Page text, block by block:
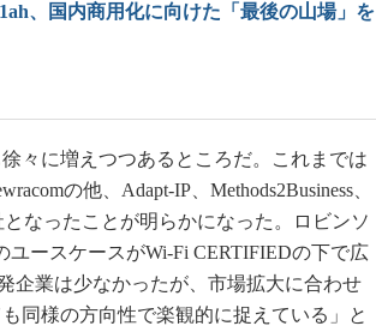
、国内商用化に向けた「最後の山場」を
々に増えつつあるところだ。これまでは
の他、Adapt-IP、Methods2Business、
となったことが明らかになった。ロビンソ
ースケースがWi-Fi CERTIFIEDの下で広
企業は少なかったが、市場拡大に合わせ
同様の方向性で楽観的に捉えている」と